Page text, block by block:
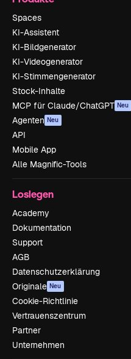
Spaces
KI-Assistent
KI-Bildgenerator
KI-Videogenerator
KI-Stimmengenerator
Stock-Inhalte
MCP für Claude/ChatGPT Neu
Agenten Neu
API
Mobile App
Alle Magnific-Tools
Loslegen
Academy
Dokumentation
Support
AGB
Datenschutzerklärung
Originale Neu
Cookie-Richtlinie
Vertrauenszentrum
Partner
Unternehmen